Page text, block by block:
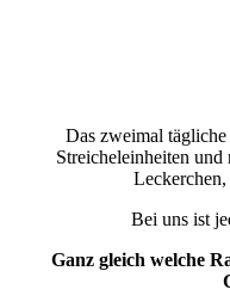
Das zweimal
Streicheleinheiten und
Leckerchen,
Bei uns ist
Ganz gleich welche